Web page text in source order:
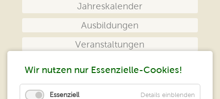
Jahreskalender
Ausbildungen
Veranstaltungen
Kontakt
Wir nutzen nur Essenzielle-Cookies!
Essenziell Details einblenden